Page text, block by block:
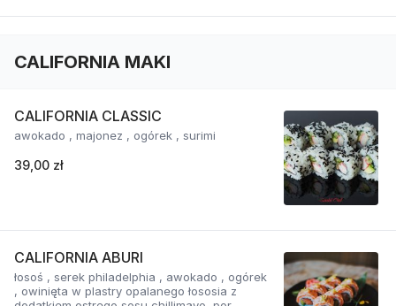
CALIFORNIA MAKI
CALIFORNIA CLASSIC
awokado , majonez , ogórek , surimi
39,00 zł
CALIFORNIA ABURI
łosoś , serek philadelphia , awokado , ogórek
, owinięta w plastry opalanego łososia z